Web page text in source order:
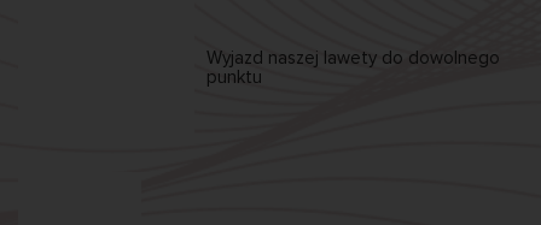
Wyjazd naszej lawety do dowolnego
punktu